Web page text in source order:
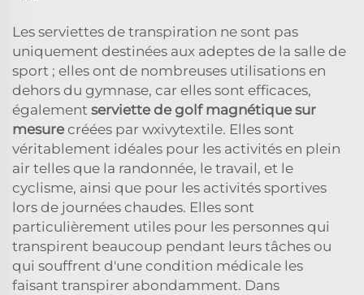
Les serviettes de transpiration ne sont pas
uniquement destinées aux adeptes de la salle de
sport ; elles ont de nombreuses utilisations en
dehors du gymnase, car elles sont efficaces,
également serviette de golf magnétique sur
mesure créées par wxivytextile. Elles sont
véritablement idéales pour les activités en plein
air telles que la randonnée, le travail, et le
cyclisme, ainsi que pour les activités sportives
lors de journées chaudes. Elles sont
particulièrement utiles pour les personnes qui
transpirent beaucoup pendant leurs tâches ou
qui souffrent d'une condition médicale les
faisant transpirer abondamment. Dans